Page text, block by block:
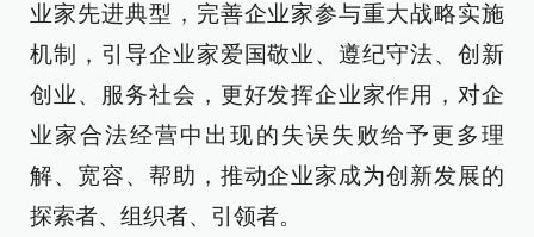
业家先进典型，完善企业家参与重大战略实施
机制，引导企业家爱国敬业、遵纪守法、创新
创业、服务社会，更好发挥企业家作用，对企
业家合法经营中出现的失误失败给予更多理
解、宽容、帮助，推动企业家成为创新发展的
探索者、组织者、引领者。